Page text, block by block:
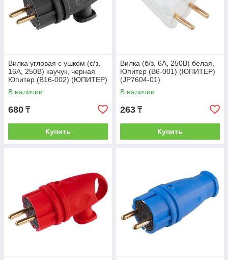
Вилка угловая с ушком (с/з,
16А, 250В) каучук, черная
Юпитер (В16-002) (ЮПИТЕР)
(JP7602-02)
В наличии
680 ₸
Купить
Вилка (б/з, 6А, 250В) белая,
Юпитер (В6-001) (ЮПИТЕР)
(JP7604-01)
В наличии
263 ₸
Купить